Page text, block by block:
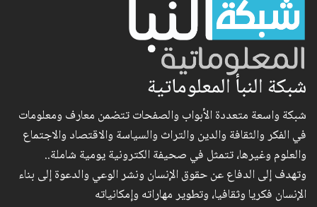
شبكة النبأ المعلوماتية
شبكة واسعة متعددة الأبواب والصفحات تتضمن معارف ومعلومات
في الفكر والثقافة والدين والتراث والسياسة والاقتصاد والاجتماع
والعلوم وغيرها، تتمثل في صحيفة الكترونية يومية شاملة..
وتهدف إلى الدفاع عن حقوق الإنسان ونشر الوعي والدعوة إلى بناء
الإنسان فكريا وثقافيا، وتطوير مهاراته وإمكانياته